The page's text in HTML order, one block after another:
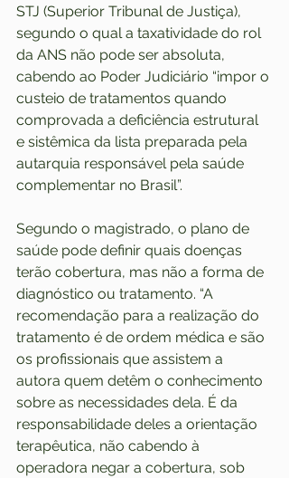
STJ (Superior Tribunal de Justiça),
segundo o qual a taxatividade do rol
da ANS não pode ser absoluta,
cabendo ao Poder Judiciário “impor o
custeio de tratamentos quando
comprovada a deficiência estrutural
e sistêmica da lista preparada pela
autarquia responsável pela saúde
complementar no Brasil”.
Segundo o magistrado, o plano de
saúde pode definir quais doenças
terão cobertura, mas não a forma de
diagnóstico ou tratamento. “A
recomendação para a realização do
tratamento é de ordem médica e são
os profissionais que assistem a
autora quem detêm o conhecimento
sobre as necessidades dela. É da
responsabilidade deles a orientação
terapêutica, não cabendo à
operadora negar a cobertura, sob